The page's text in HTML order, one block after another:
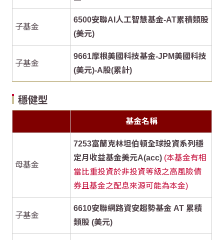
子基金
6500安聯AI人工智慧基金-AT累積類股
(美元)
子基金
9661摩根美國科技基金-JPM美國科技
(美元)-A股(累計)
穩健型
基金名稱
母基金
7253富蘭克林坦伯頓全球投資系列穩
定月收益基金美元A(acc) (本基金有相
當比重投資於非投資等級之高風險債
券且基金之配息來源可能為本金)
子基金
6610安聯網路資安趨勢基金 AT 累積
類股 (美元)